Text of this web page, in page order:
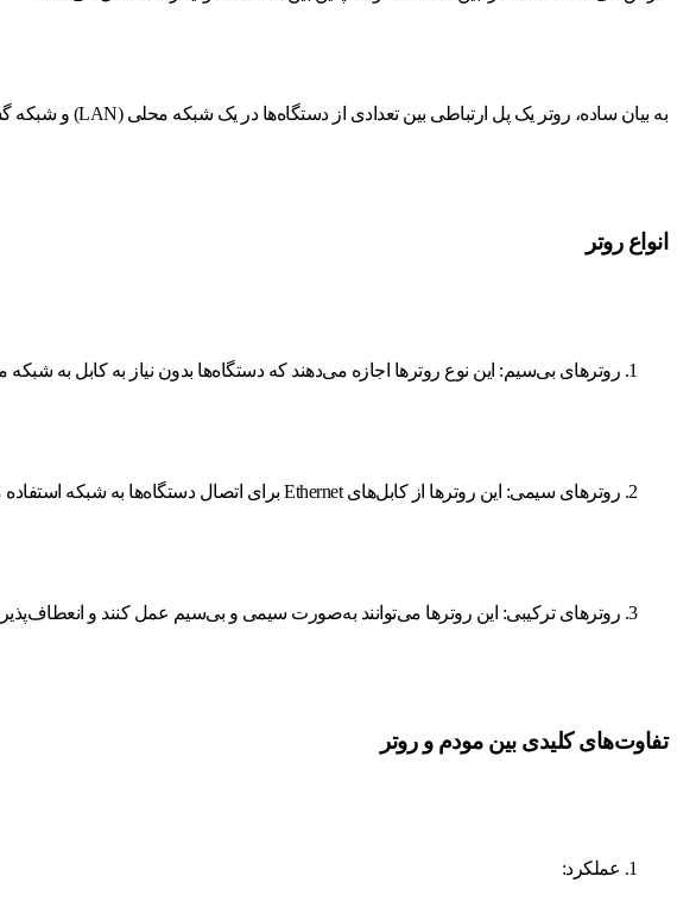
به بیان ساده، روتر یک پل ارتباطی بین تعدادی از دستگاه‌ها در یک شبکه محلی (LAN) و شبکه گسترده‌تری مانند اینترنت است.
انواع روتر
روترهای بی‌سیم: این نوع روترها اجازه می‌دهند که دستگاه‌ها بدون نیاز به کابل به
روترهای سیمی: این روترها از کابل‌های Ethernet برای اتصال دستگاه‌ها به شبکه استفاده می‌کنند و معمولاً از امنیت بیشتری برخوردارند.
روترهای ترکیبی: این روترها می‌توانند به‌صورت سیمی و بی‌سیم عمل کنند و
تفاوت‌های کلیدی بین مودم و روتر
عملکرد: